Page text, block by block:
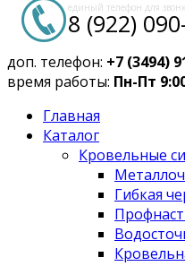
единый телефон для
8 (922)
доп. телефон: +7 (3494)
время работы: Пн-Пт
Главная
Каталог
Кровельные
Гибкая